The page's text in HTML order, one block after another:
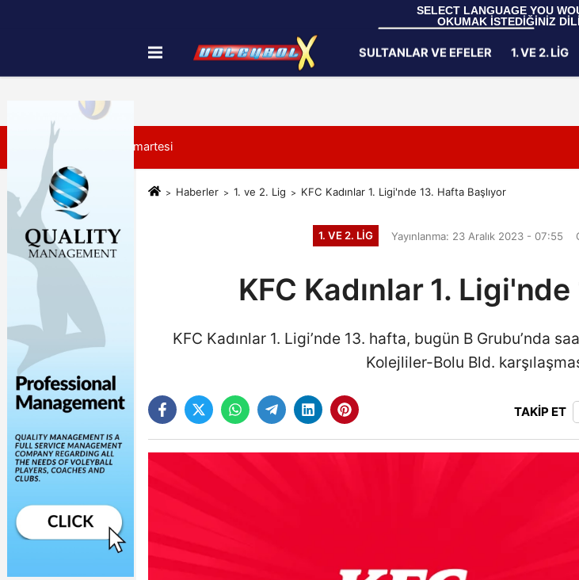
SELECT LANGUAGE YOU
OKUMAK İSTEDİĞİNİZ
İletişim Çerez Politikası
SULTANLAR VE EFELER 1. VE 2. LIG
8 Ağustos 2026, Cumartesi
Haberler 1. ve 2. Lig KFC Kadınlar 1. Ligi'nde 13. Hafta Başlıyor
1. VE 2. LIG Yayınlanma: 23 Aralık 2023 - 07:55
KFC Kadınlar 1.
KFC Kadınlar 1. Ligi’nde 13. hafta, bugün B Grubu’nda
Kolejliler-Bolu Bld.
TAKİP ET